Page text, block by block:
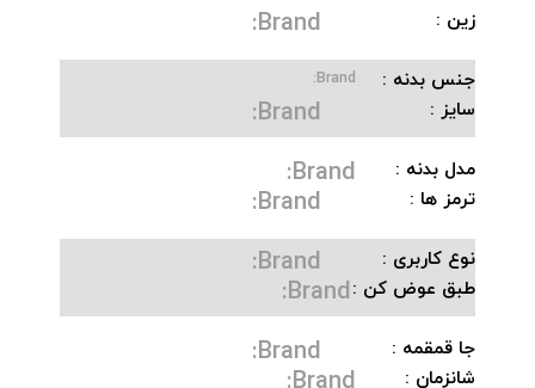
زین : Brand:
جنس بدنه : Brand:
سایز : Brand:
مدل بدنه : Brand:
ترمز ها : Brand:
نوع کاربری : Brand:
طبق عوض کن :Brand:
جا قمقمه : Brand:
شانزمان :